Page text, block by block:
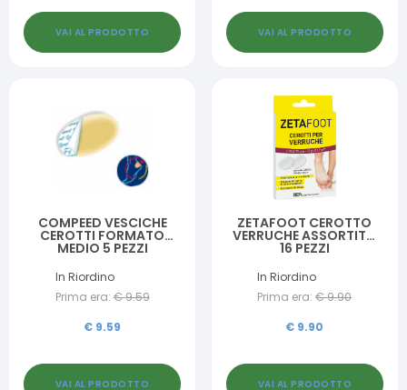
VAI AL PRODOTTO VAI AL PRODOTTO
COMPEED VESCICHE
CEROTTI FORMATO
MEDIO 5 PEZZI
In Riordino
Prima era: €9.59
€ 9.59
VAI AL PRODOTTO
ZETAFOOT CEROTTO
VERRUCHE ASSORTITO
16 PEZZI
In Riordino
Prima era: €9.90
€ 9.90
VAI AL PRODOTTO